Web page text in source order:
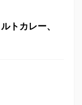
トカレー、